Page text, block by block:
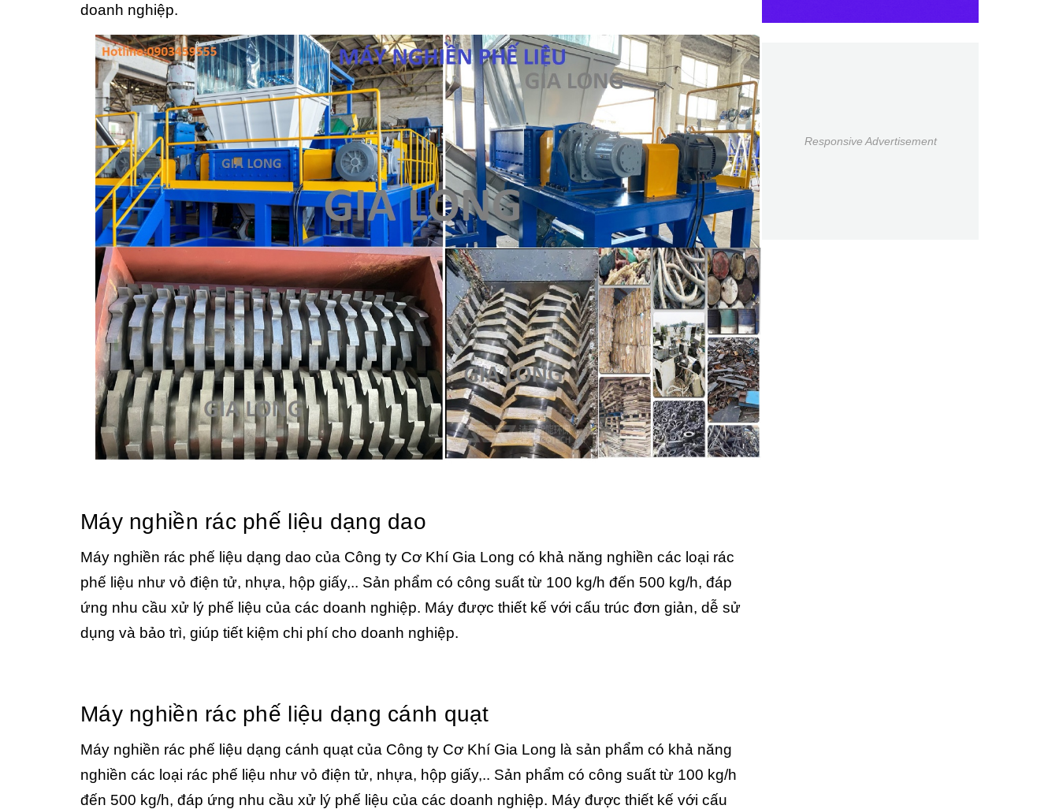
doanh nghiệp.
Máy nghiền rác phế liệu dạng dao
Máy nghiền rác phế liệu dạng dao của Công ty Cơ Khí Gia Long có khả năng nghiền các loại rác
phế liệu như vỏ điện tử, nhựa, hộp giấy,.. Sản phẩm có công suất từ 100 kg/h đến 500 kg/h, đáp
ứng nhu cầu xử lý phế liệu của các doanh nghiệp. Máy được thiết kế với cấu trúc đơn giản, dễ sử
dụng và bảo trì, giúp tiết kiệm chi phí cho doanh nghiệp.
Máy nghiền rác phế liệu dạng cánh quạt
Máy nghiền rác phế liệu dạng cánh quạt của Công ty Cơ Khí Gia Long là sản phẩm có khả năng
nghiền các loại rác phế liệu như vỏ điện tử, nhựa, hộp giấy,.. Sản phẩm có công suất từ 100 kg/h
đến 500 kg/h, đáp ứng nhu cầu xử lý phế liệu của các doanh nghiệp. Máy được thiết kế với cấu
Responsive Advertisement